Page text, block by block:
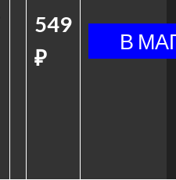
549
₽